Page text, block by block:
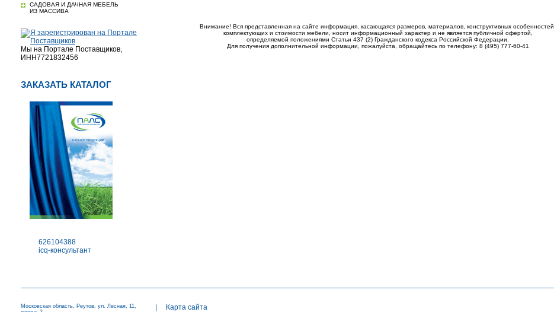
САДОВАЯ И ДАЧНАЯ МЕБЕЛЬ
ИЗ МАССИВА
Мы на Портале Поставщиков,
ИНН7721832456
ЗАКАЗАТЬ КАТАЛОГ
626104388
icq-консультант
Внимание! Вся представленная на сайте информация, касающаяся размеров, материалов, конструктивных особенностей,
комплектующих и стоимости мебели, носит информационный характер и не является публичной офертой,
определяемой положениями Статьи 437 (2) Гражданского кодекса Российской Федерации.
Для получения дополнительной информации, пожалуйста, обращайтесь по телефону: 8 (495) 777-60-41
Московская область, Реутов, ул. Лесная, 11,
Карта сайта